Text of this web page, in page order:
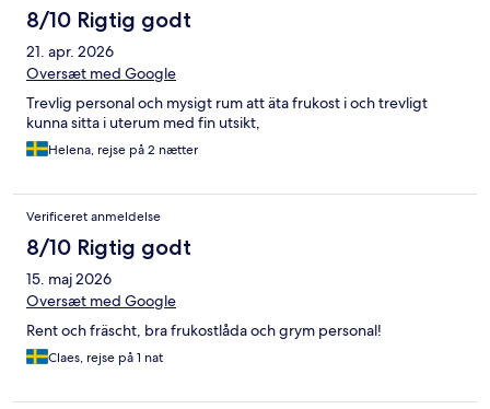
8/10 Rigtig godt
21. apr. 2026
Oversæt med Google
Trevlig personal och mysigt rum att äta frukost i och trevligt
kunna sitta i uterum med fin utsikt,
Helena, rejse på 2 nætter
Verificeret anmeldelse
8/10 Rigtig godt
15. maj 2026
Oversæt med Google
Rent och fräscht, bra frukostlåda och grym personal!
Claes, rejse på 1 nat